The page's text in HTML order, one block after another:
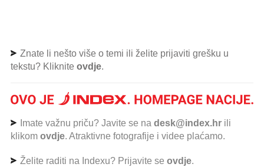
Znate li nešto više o temi ili želite prijaviti grešku u
tekstu? Kliknite ovdje.
Imate važnu priču? Javite se na desk@index.hr ili
klikom ovdje. Atraktivne fotografije i videe plaćamo.
Želite raditi na Indexu? Prijavite se ovdje.